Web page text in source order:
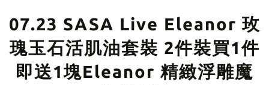
07.23 SASA Live Eleanor 玫
瑰玉石活肌油套裝 2件裝買1件
即送1塊Eleanor 精緻浮雕魔